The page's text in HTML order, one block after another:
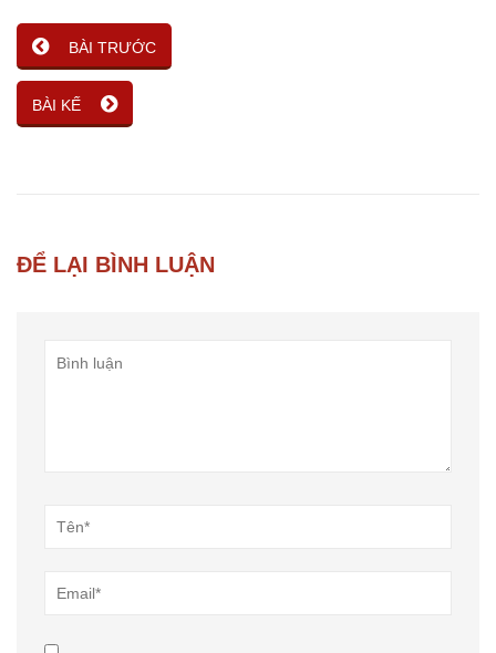
BÀI TRƯỚC
BÀI KẾ
ĐỂ LẠI BÌNH LUẬN